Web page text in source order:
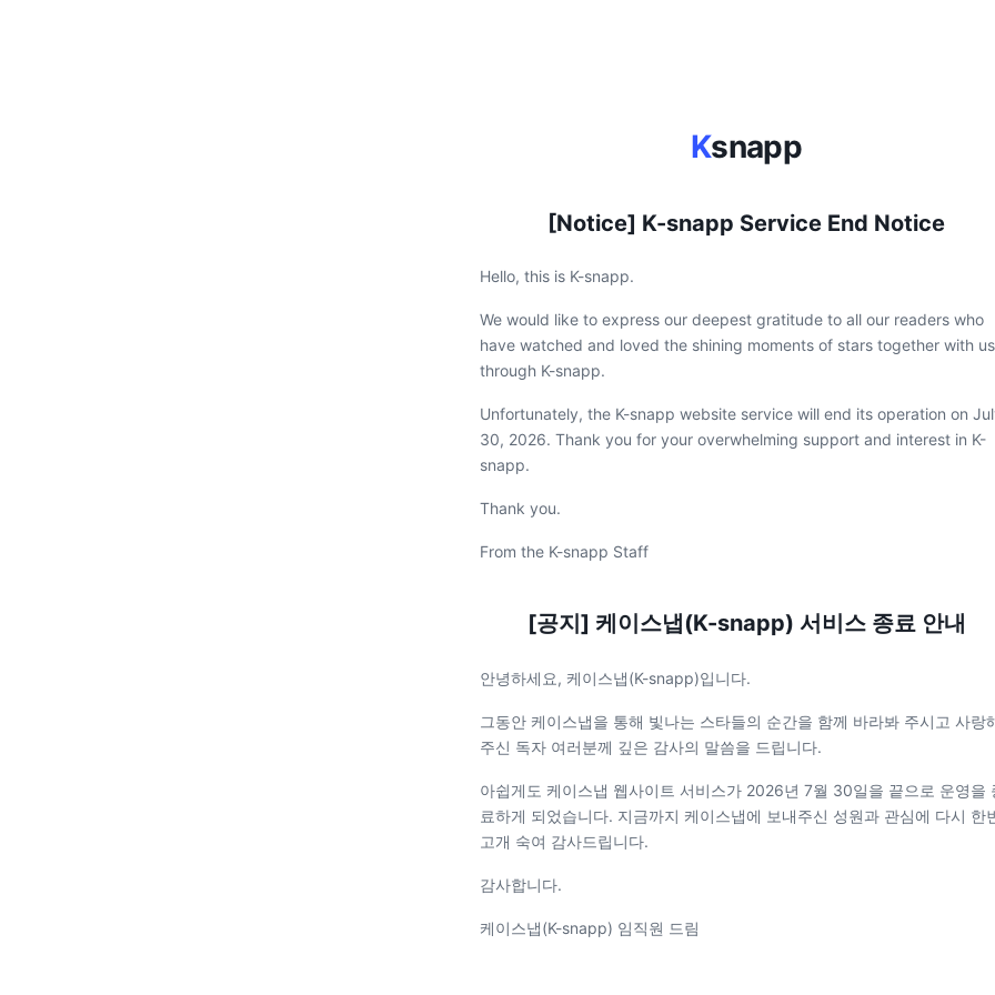
Ksnapp
[Notice] K-snapp Service End Notice
Hello, this is K-snapp.
We would like to express our deepest gratitude to all our readers who
have watched and loved the shining moments of stars together with us
through K-snapp.
Unfortunately, the K-snapp website service will end its operation on
30, 2026. Thank you for your overwhelming support and interest in K-
snapp.
Thank you.
From the K-snapp Staff
[공지] 케이스냅(K-snapp) 서비스 종료 안내
안녕하세요, 케이스냅(K-snapp)입니다.
그동안 케이스냅을 통해 빛나는 스타들의 순간을 함께 바라봐 주시고 사랑
주신 독자 여러분께 깊은 감사의 말씀을 드립니다.
아쉽게도 케이스냅 웹사이트 서비스가 2026년 7월 30일을 끝으로 운영을
료하게 되었습니다. 지금까지 케이스냅에 보내주신 성원과 관심에 다시 한
고개 숙여 감사드립니다.
감사합니다.
케이스냅(K-snapp) 임직원 드림